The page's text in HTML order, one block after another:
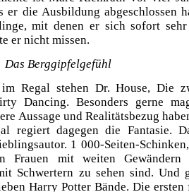
er die Ausbildung abgeschlossen
mit denen er sich sofort
er nicht missen.
Das Berggipfelgefühl
Regal stehen Dr. House, Die
Dancing. Besonders gerne
Aussage und Realitätsbezug
regiert dagegen die Fantasie.
1 000-Seiten-
Frauen mit weiten Gewändern
Schwertern zu sehen sind. Und
Harry Potter Bände. Die